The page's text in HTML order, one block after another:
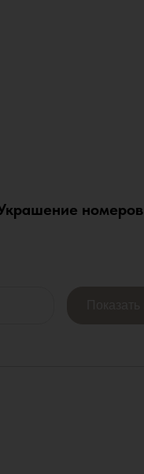
номеров